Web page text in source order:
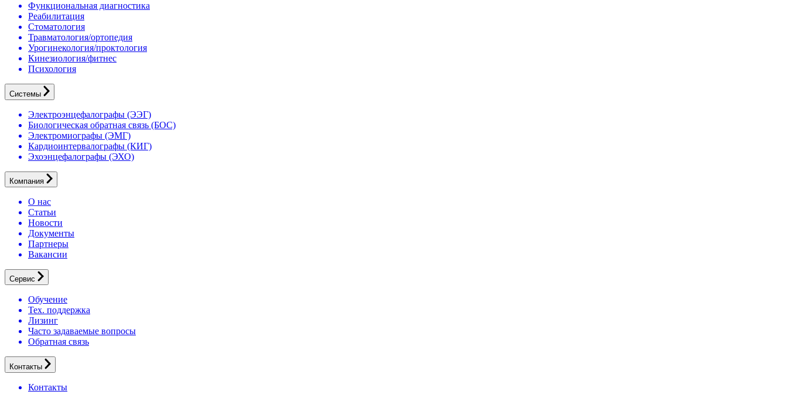
Функциональная диагностика
Реабилитация
Стоматология
Травматология/ортопедия
Урогинекология/проктология
Кинезиология/фитнес
Психология
Системы
Электроэнцефалографы (ЭЭГ)
Биологическая обратная связь (БОС)
Электромиографы (ЭМГ)
Кардиоинтервалографы (КИГ)
Эхоэнцефалографы (ЭХО)
Компания
О нас
Статьи
Новости
Документы
Партнеры
Вакансии
Сервис
Обучение
Тех. поддержка
Лизинг
Часто задаваемые вопросы
Обратная связь
Контакты
Контакты